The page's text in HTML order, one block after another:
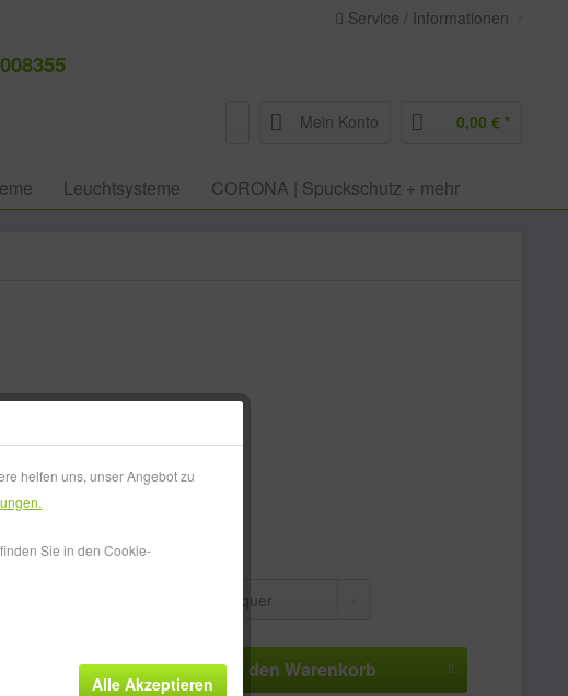
Service / Informationen
Mein Konto 0,00 € *
Leuchtsysteme CORONA | Spuckschutz + mehr
€ *
MwSt.zzgl. Versandkosten
Lieferzeit ca. 1-3 Werktage
In den Warenkorb
helfen uns, unser Angebot zu
Sie in den Cookie-
Alle Akzeptieren